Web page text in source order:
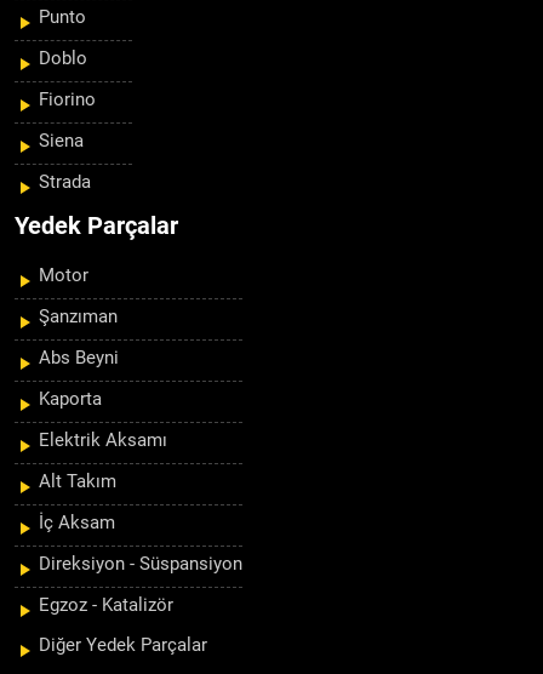
Punto
Doblo
Fiorino
Siena
Strada
Yedek Parçalar
Motor
Şanzıman
Abs Beyni
Kaporta
Elektrik Aksamı
Alt Takım
İç Aksam
Direksiyon - Süspansiyon
Egzoz - Katalizör
Diğer Yedek Parçalar